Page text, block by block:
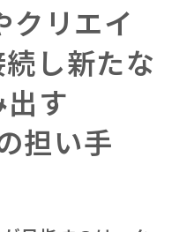
クリエイ
し新たな
す
担い手